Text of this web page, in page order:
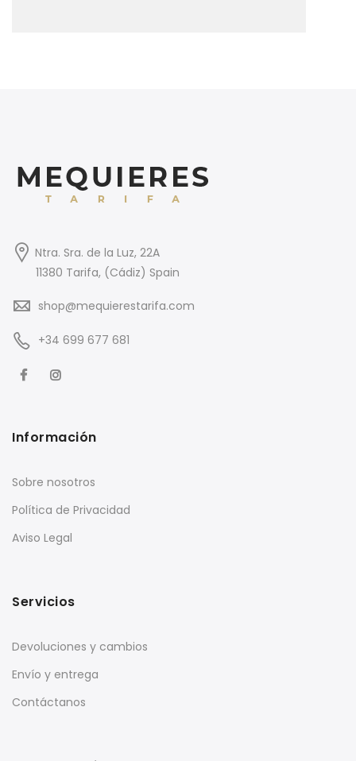
Ntra. Sra. de la Luz, 22A
11380 Tarifa, (Cádiz) Spain
shop@mequierestarifa.com
+34 699 677 681
Información
Sobre nosotros
Política de Privacidad
Aviso Legal
Servicios
Devoluciones y cambios
Envío y entrega
Contáctanos